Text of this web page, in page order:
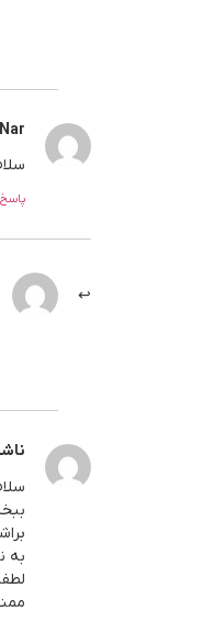
Nar
سلام من ۱۵سالمه قدم ۱۵۷
پاسخ
ببخشید
به